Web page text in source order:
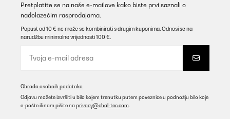
Pretplatite se na naše e-mailove kako biste prvi saznali o
nadolazećim rasprodajama.
Popust od 10 € ne može se kombinirati s drugim kuponima. Odnosi se na
narudžbu minimalne vrijednosti 100 €.
Obrada osobnih podataka
Odjavu možete izvršiti u bilo kojem trenutku putem poveznice u podnožju bilo koje
e-pošte ili nam pišite na privacy@chal-tec.com